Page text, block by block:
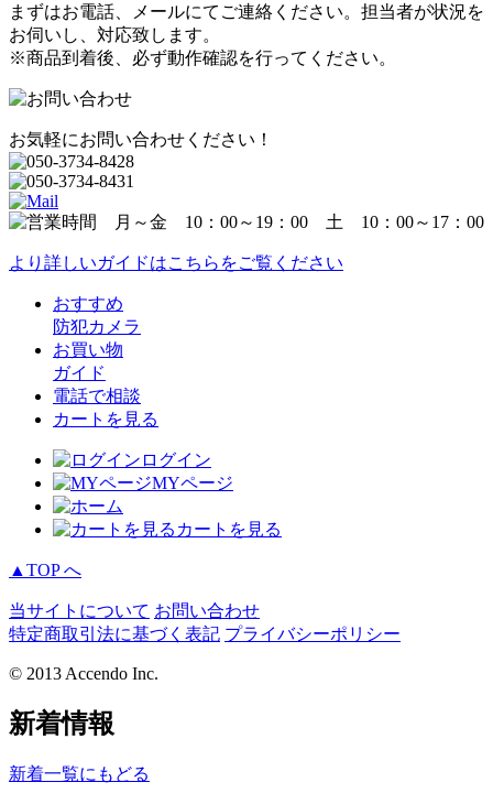
まずはお電話、メールにてご連絡ください。担当者が状況を
お伺いし、対応致します。
※商品到着後、必ず動作確認を行ってください。
お気軽にお問い合わせください！
より詳しいガイドはこちらをご覧ください
おすすめ
防犯カメラ
お買い物
ガイド
電話で相談
カートを見る
ログイン
MYページ
カートを見る
▲TOP へ
当サイトについて お問い合わせ
特定商取引法に基づく表記 プライバシーポリシー
© 2013 Accendo Inc.
新着情報
新着一覧にもどる